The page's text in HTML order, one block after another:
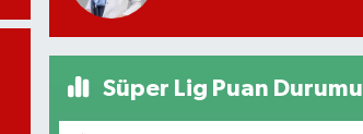
Süper Lig Puan Durumu